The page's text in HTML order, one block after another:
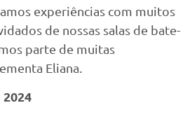
experiências com muitos
de nossas salas de bate-
parte de muitas
Eliana.